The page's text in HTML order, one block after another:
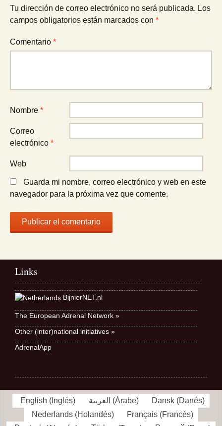
Tu dirección de correo electrónico no será publicada. Los
campos obligatorios están marcados con *
Comentario *
Nombre *
Correo
electrónico *
Web
Guarda mi nombre, correo electrónico y web en este
navegador para la próxima vez que comente.
Links
BijnierNET.nl
The European Adrenal Network »
Other (inter)national initiatives »
AdrenalApp
English ( Inglés) العربية (Árabe) Dansk (Danés)
Nederlands (Holandés) Français (Francés)